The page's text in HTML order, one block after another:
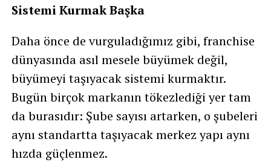
Sistemi Kurmak Başka
Daha önce de vurguladığımız gibi, franchise
dünyasında asıl mesele büyümek değil,
büyümeyi taşıyacak sistemi kurmaktır.
Bugün birçok markanın tökezlediği yer tam
da burasıdır: Şube sayısı artarken, o şubeleri
aynı standartta taşıyacak merkez yapı aynı
hızda güçlenmez.